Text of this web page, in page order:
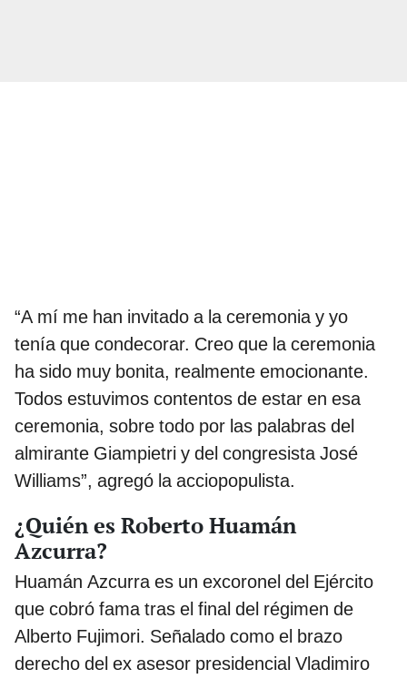
“A mí me han invitado a la ceremonia y yo
tenía que condecorar. Creo que la ceremonia
ha sido muy bonita, realmente emocionante.
Todos estuvimos contentos de estar en esa
ceremonia, sobre todo por las palabras del
almirante Giampietri y del congresista José
Williams”, agregó la acciopopulista.
¿Quién es Roberto Huamán
Azcurra?
Huamán Azcurra es un excoronel del Ejército
que cobró fama tras el final del régimen de
Alberto Fujimori. Señalado como el brazo
derecho del ex asesor presidencial Vladimiro